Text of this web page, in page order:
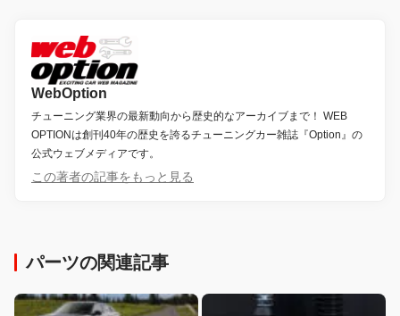
WebOption
チューニング業界の最新動向から歴史的なアーカイブまで！ WEB
OPTIONは創刊40年の歴史を誇るチューニングカー雑誌『Option』の
公式ウェブメディアです。
この著者の記事をもっと見る
パーツの関連記事